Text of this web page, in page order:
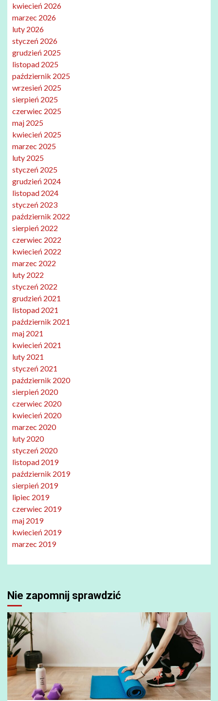
kwiecień 2026
marzec 2026
luty 2026
styczeń 2026
grudzień 2025
listopad 2025
październik 2025
wrzesień 2025
sierpień 2025
czerwiec 2025
maj 2025
kwiecień 2025
marzec 2025
luty 2025
styczeń 2025
grudzień 2024
listopad 2024
styczeń 2023
październik 2022
sierpień 2022
czerwiec 2022
kwiecień 2022
marzec 2022
luty 2022
styczeń 2022
grudzień 2021
listopad 2021
październik 2021
maj 2021
kwiecień 2021
luty 2021
styczeń 2021
październik 2020
sierpień 2020
czerwiec 2020
kwiecień 2020
marzec 2020
luty 2020
styczeń 2020
listopad 2019
październik 2019
sierpień 2019
lipiec 2019
czerwiec 2019
maj 2019
kwiecień 2019
marzec 2019
Nie zapomnij sprawdzić